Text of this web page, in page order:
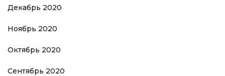
Декабрь 2020
Ноябрь 2020
Октябрь 2020
Сентябрь 2020